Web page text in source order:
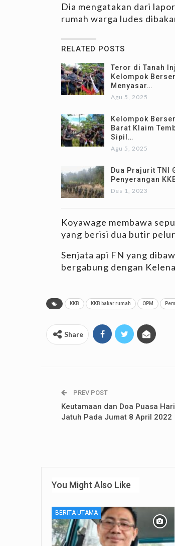
Dia mengatakan dari
rumah warga ludes
RELATED POSTS
Teror di Tanah
Kelompok
Menyasar…
Agu 5, 2025
Kelompok
Barat Klaim
Sipil…
Agu 5, 2025
Dua Prajurit TNI
Penyerangan
Des 1, 2023
Koyawage membawa
yang berisi dua butir
Senjata api FN yang
bergabung dengan
KKB KKB bakar rumah OPM
Share
PREV POST
Keutamaan dan Doa Puasa
Jatuh Pada Jumat 8 April 2022
You Might Also Like
BERITA UTAMA